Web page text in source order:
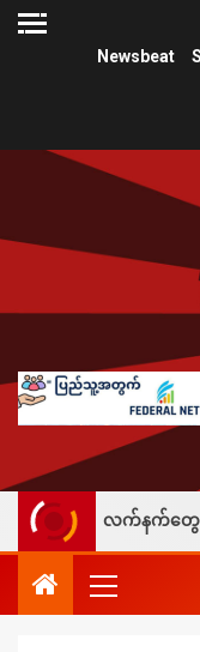
Newsbeat
လက်နက်တွေပါယူဆောင်ပ